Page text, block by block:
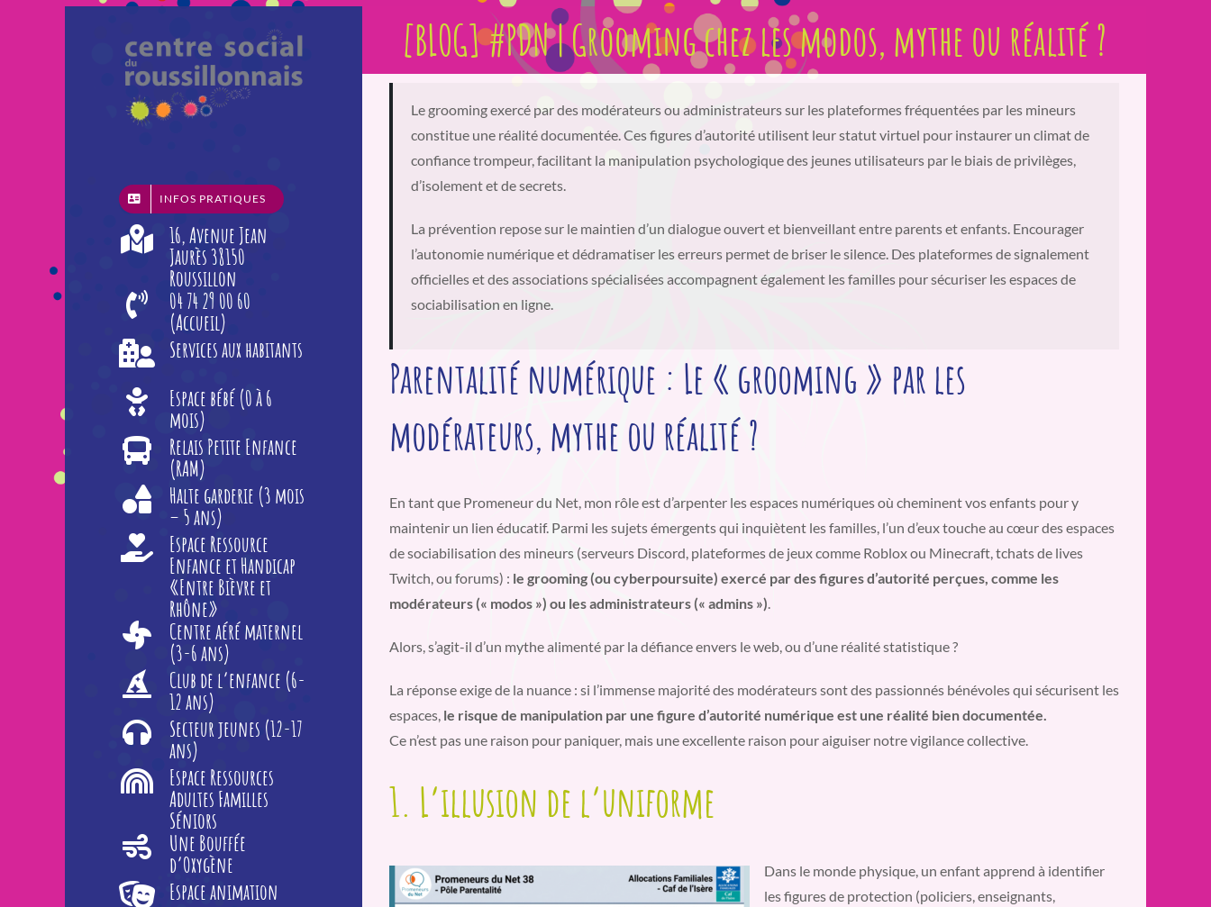
INFOS PRATIQUES
16, Avenue Jean
Jaurès 38150
Roussillon
04 74 29 00 60
(Accueil)
Services aux habitants
Espace bébé (0 à 6
mois)
Relais Petite Enfance
(RAM)
Halte garderie (3 mois
– 5 ans)
Espace Ressource
Enfance et Handicap
«Entre Bièvre et
Rhône»
Centre aéré maternel
(3-6 ans)
Club de l’enfance (6-
12 ans)
Secteur jeunes (12-17
ans)
Espace Ressources
Adultes Familles
Séniors
Une Bouffée
d’Oxygène
Espace animation
[BLOG] #PDN | Grooming chez les modos, mythe ou réalité ?
Le grooming exercé par des modérateurs ou administrateurs sur les plateformes fréquentées par les mineurs
constitue une réalité documentée. Ces figures d’autorité utilisent leur statut virtuel pour instaurer un climat de
confiance trompeur, facilitant la manipulation psychologique des jeunes utilisateurs par le biais de privilèges,
d’isolement et de secrets.
La prévention repose sur le maintien d’un dialogue ouvert et bienveillant entre parents et enfants. Encourager
l’autonomie numérique et dédramatiser les erreurs permet de briser le silence. Des plateformes de signalement
officielles et des associations spécialisées accompagnent également les familles pour sécuriser les espaces de
sociabilisation en ligne.
Parentalité numérique : Le « grooming » par les
modérateurs, mythe ou réalité ?
En tant que Promeneur du Net, mon rôle est d’arpenter les espaces numériques où cheminent vos enfants pour y
maintenir un lien éducatif. Parmi les sujets émergents qui inquiètent les familles, l’un d’eux touche au cœur des espaces
de sociabilisation des mineurs (serveurs Discord, plateformes de jeux comme Roblox ou Minecraft, tchats de lives
Twitch, ou forums) : le grooming (ou cyberpoursuite) exercé par des figures d’autorité perçues, comme les
modérateurs (« modos ») ou les administrateurs (« admins »)
Alors, s’agit-il d’un mythe alimenté par la défiance envers le web, ou d’une réalité statistique ?
La réponse exige de la nuance : si l’immense majorité des modérateurs sont des passionnés bénévoles qui sécurisent les
espaces, le risque de manipulation par une figure d’autorité numérique est une réalité bien documentée.
Ce n’est pas une raison pour paniquer, mais une excellente raison pour aiguiser notre vigilance collective.
1. L’illusion de l’uniforme
Dans le monde physique, un enfant apprend à identifier
les figures de protection (policiers, enseignants,